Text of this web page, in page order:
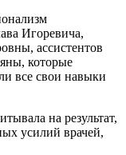
Игоревича,
ассистентов
которые
все свои навыки
на результат,
усилий врачей,